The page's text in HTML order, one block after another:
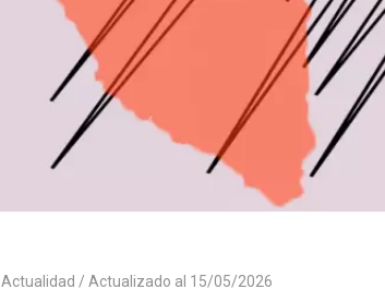
Actualidad / Actualizado al 15/05/2026